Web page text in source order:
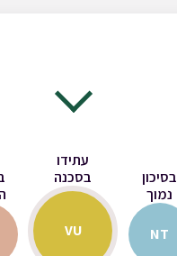
בסיכון
נמוך
NT
עתידו
בסכנה
VU